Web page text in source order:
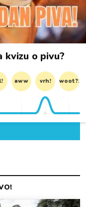
o pivu?
aww vrh! woot?!